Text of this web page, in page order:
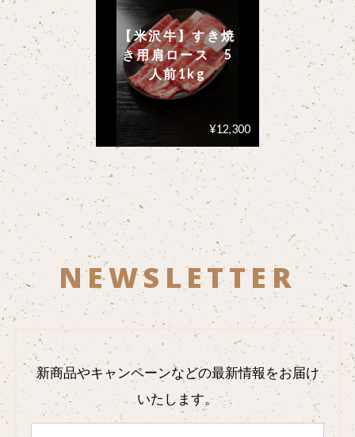
【米沢牛】すき焼
き用肩ロース 5
人前1kg
¥12,300
NEWSLETTER
新商品やキャンペーンなどの最新情報をお届け
いたします。